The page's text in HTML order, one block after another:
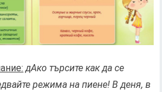
дАко търсите как да се
режима на пиене! В деня, в